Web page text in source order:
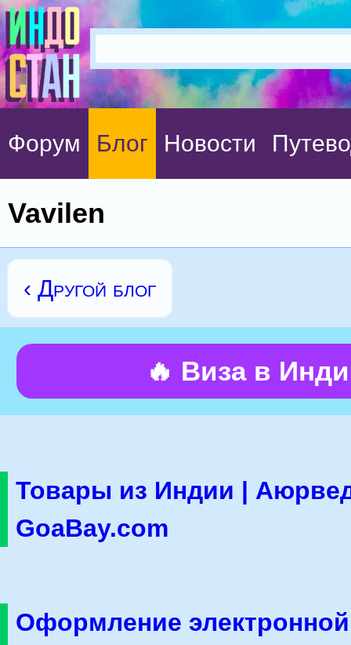
Форум Блог Новости
Vavilen
‹ Другой блог
🔥 Виза в
Товары из Индии |
GoaBay.com
Оформление электронной